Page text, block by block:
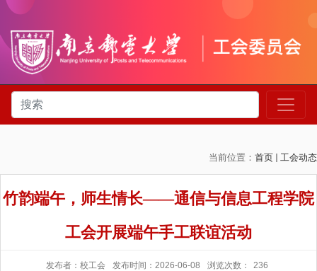
当前位置： 首页 工会动态
竹韵端午，师生情长——通信与信息工程学院
工会开展端午手工联谊活动
发布者：校工会 发布时间：2026-06-08 浏览次数： 236